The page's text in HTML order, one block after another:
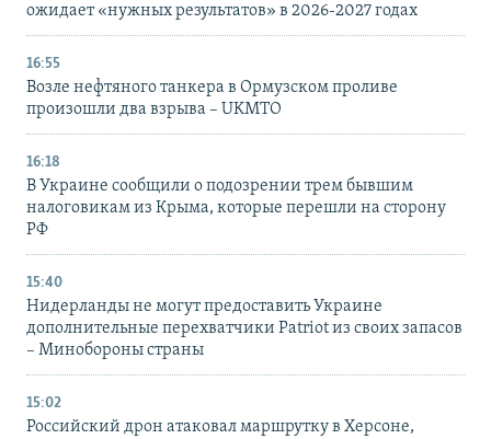
ожидает «нужных результатов» в 2026-2027 годах
16:55
Возле нефтяного танкера в Ормузском проливе
произошли два взрыва – UKMTO
16:18
В Украине сообщили о подозрении трем бывшим
налоговикам из Крыма, которые перешли на сторону
РФ
15:40
Нидерланды не могут предоставить Украине
дополнительные перехватчики Patriot из своих запасов
– Минобороны страны
15:02
Российский дрон атаковал маршрутку в Херсоне,